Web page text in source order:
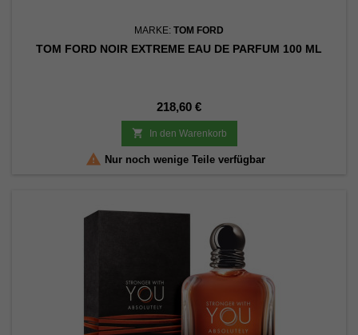
MARKE: TOM FORD
TOM FORD NOIR EXTREME EAU DE PARFUM 100 ML
Preis
218,60 €
 In den Warenkorb
 Nur noch wenige Teile verfügbar